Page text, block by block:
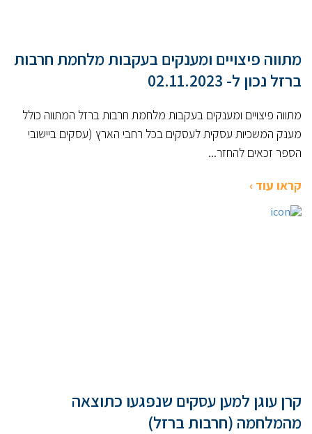
מתווה פיצויים ומענקים בעקבות מלחמת חרבות
ברזל נכון ל- 02.11.2023
מתווה פיצויים ומענקים בעקבות מלחמת חרבות ברזל המתווה כולל
מענק המשכיות עסקית לעסקים בכל רחבי הארץ (עסקים ביישובי
הספר זכאים להחזר...
קראו עוד ›
קרן עוגן למען עסקים שנפגעו כתוצאה
מהמלחמה (חרבות ברזל)